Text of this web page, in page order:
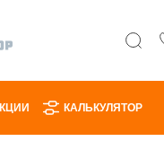
КАЛЬКУЛЯТОР